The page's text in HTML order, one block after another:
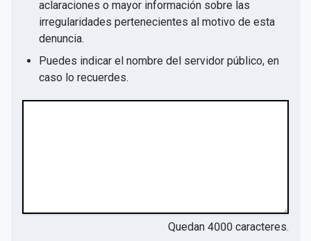
aclaraciones o mayor información sobre las
irregularidades pertenecientes al motivo de esta
denuncia.
Puedes indicar el nombre del servidor público, en
caso lo recuerdes.
Quedan 4000 caracteres.